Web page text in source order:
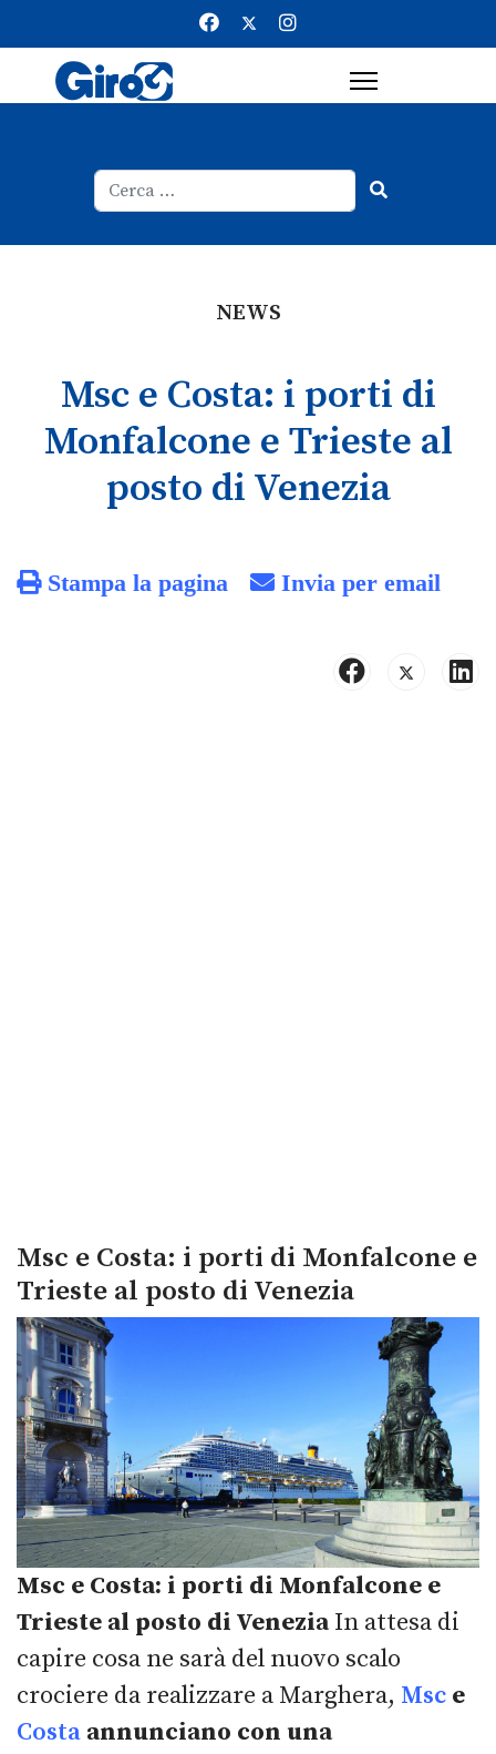
NEWS
Msc e Costa: i porti di
Monfalcone e Trieste al
posto di Venezia
Stampa la pagina Invia per email
Msc e Costa: i porti di Monfalcone e
Trieste al posto di Venezia
Msc e Costa: i porti di Monfalcone e
Trieste al posto di VeneziaIn attesa di
capire cosa ne sarà del nuovo scalo
crociere da realizzare a Marghera, Msc e
Costa annunciano con una